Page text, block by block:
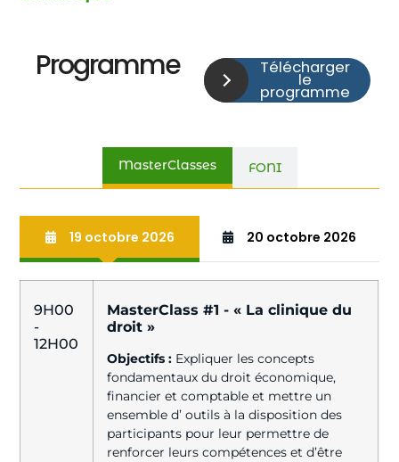
Programme Télécharger
le
programme
MasterClasses FONI
19 octobre 2026 20 octobre 2026
9H00
-
12H00
MasterClass #1 - « La clinique du
droit »
Objectifs : Expliquer les concepts
fondamentaux du droit économique,
financier et comptable et mettre un
ensemble d’ outils à la disposition des
participants pour leur permettre de
renforcer leurs compétences et d’être